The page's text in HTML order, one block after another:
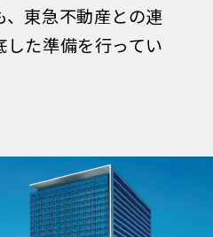
、東急不動産との連
した準備を行ってい